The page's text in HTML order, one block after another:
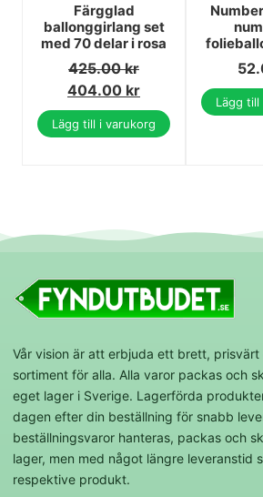
Färgglad
ballonggirlang set
med 70 delar i rosa
425.00kr
404.00 kr
Lägg till i varukorg
Lägg till
Vår vision är att erbjuda ett brett,
sortiment för alla. Alla varor packas och
eget lager i Sverige. Lagerförda
dagen efter din beställning för snabb
beställningsvaror hanteras, packas och
lager, men med något längre leveranstid
respektive produkt.